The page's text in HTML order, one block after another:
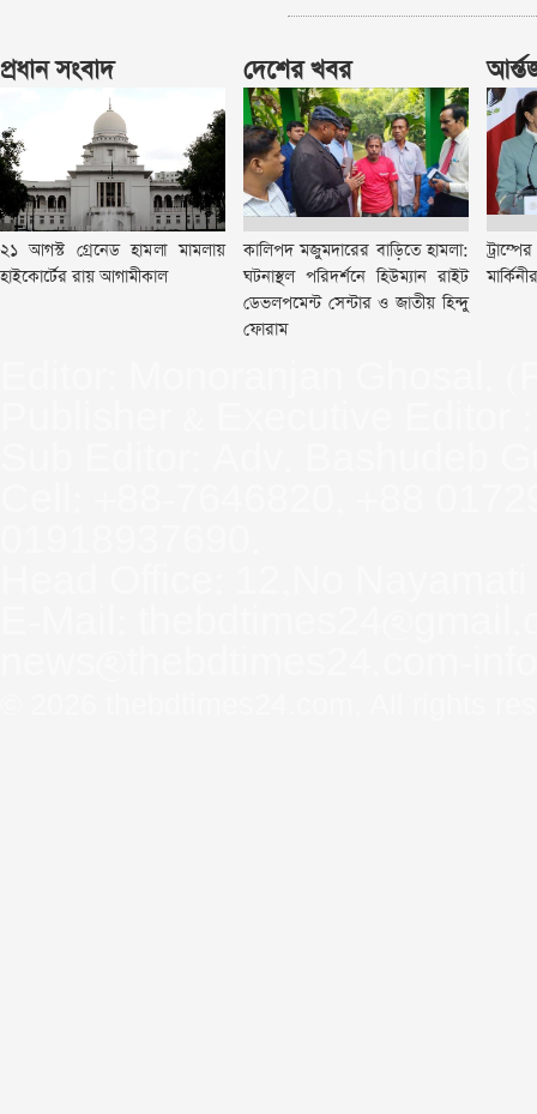
প্রধান সংবাদ
২১ আগস্ট গ্রেনেড হামলা মামলায়
হাইকোর্টের রায় আগামীকাল
দেশের খবর
কালিপদ মজুমদারের বাড়িতে হামলা:
ঘটনাস্থল পরিদর্শনে হিউম্যান রাইট
ডেভলপমেন্ট সেন্টার ও জাতীয় হিন্দু
ফোরাম